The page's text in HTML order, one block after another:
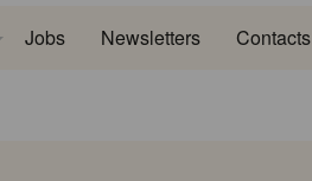
Jobs Newsletters Contacts